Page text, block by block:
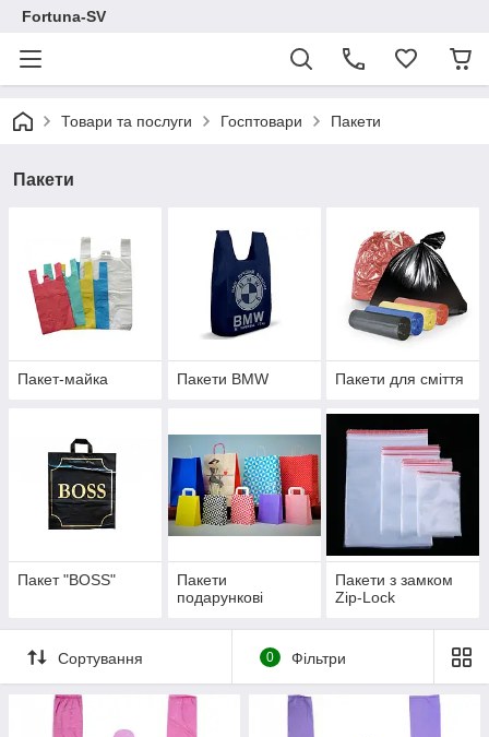
Fortuna-SV
Товари та послуги Госптовари Пакети
Пакети
Пакет-майка Пакети BMW Пакети для сміття
Пакет "BOSS"
Пакети
подарункові
Пакети з замком
Zip-Lock
Сортування 0 Фільтри